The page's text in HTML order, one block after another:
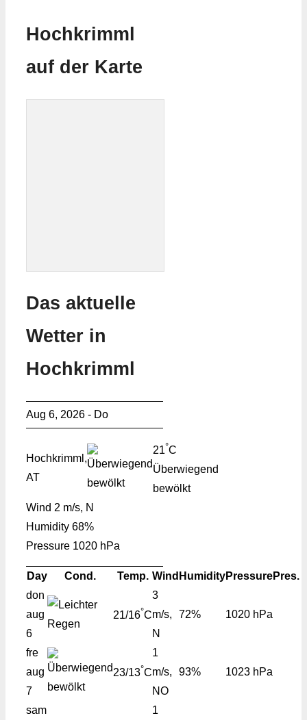
Hochkrimml
auf der Karte
Das aktuelle
Wetter in
Hochkrimml
Aug 6, 2026 - Do
Hochkrimml,
AT
21°C
Überwiegend
bewölkt
Wind 2 m/s, N
Humidity 68%
Pressure 1020 hPa
Day Cond. Temp. Wind HumidityPressurePres.
don
aug
6
21/16°C
3
m/s,
N
72% 1020 hPa
fre
aug
7
23/13°C
1
m/s,
NO
93% 1023 hPa
sam
1